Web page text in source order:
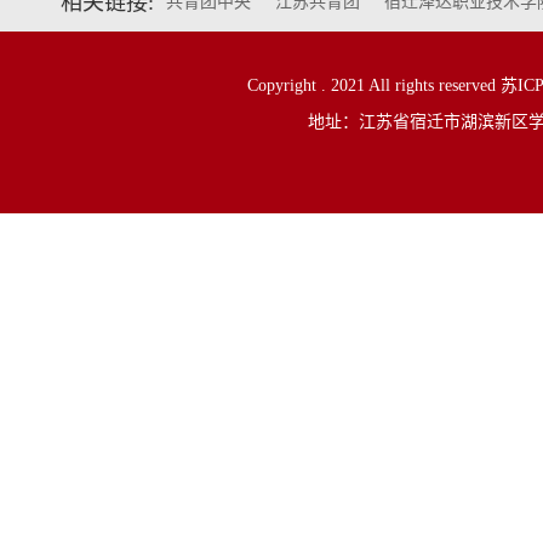
Copyright . 2021 All rights reserved 苏
地址：江苏省宿迁市湖滨新区